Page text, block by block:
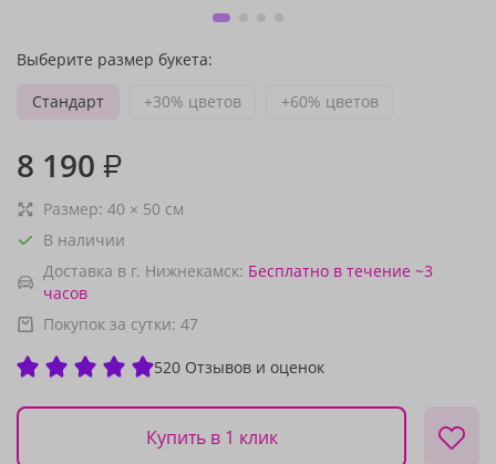
Выберите размер букета:
Стандарт
+30% цветов +60% цветов
8 190 ₽
Размер: 40 × 50 см
В наличии
Доставка в г. Нижнекамск: Бесплатно в течение ~3
часов
Покупок за сутки: 47
520 Отзывов и оценок
Купить в 1 клик